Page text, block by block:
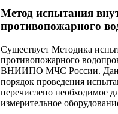
Метод испытания
противопожарного
Существует Методика
противопожарного
ВНИИПО МЧС России.
порядок проведения
перечислено необходимое
измерительное